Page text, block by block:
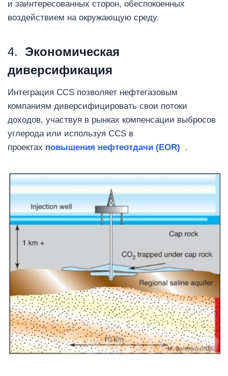
и заинтересованных сторон, обеспокоенных
воздействием на окружающую среду.
4. Экономическая
диверсификация
Интеграция CCS позволяет нефтегазовым
компаниям диверсифицировать свои потоки
доходов, участвуя в рынках компенсации выбросов
углерода или используя CCS в
проектах повышения нефтеотдачи (EOR) .